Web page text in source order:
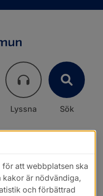
Lyssna Sök
att webbplatsen ska
kakor är nödvändiga,
och förbättrad